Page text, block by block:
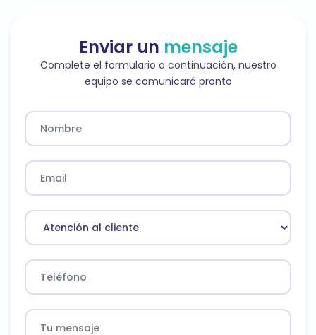
Enviar un mensaje
Complete el formulario a continuación, nuestro
equipo se comunicará pronto